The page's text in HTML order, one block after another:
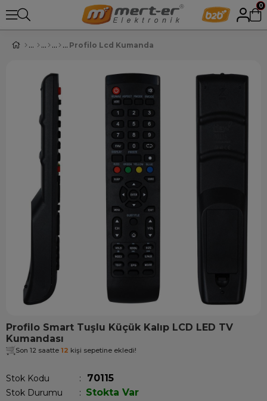
0
Profilo Lcd Kumanda
Profilo Smart Tuşlu Küçük Kalıp LCD LED TV
Kumandası
Son 12 saatte 12 kişi sepetine ekledi!
Stok Kodu 70115
Stok Durumu : Stokta Var